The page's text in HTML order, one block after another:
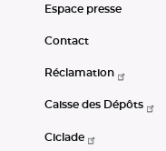
Espace presse
Contact
Réclamation
Caisse des Dépôts
Ciclade